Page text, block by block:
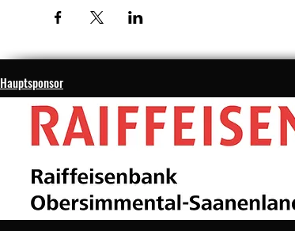
Hauptsponsor